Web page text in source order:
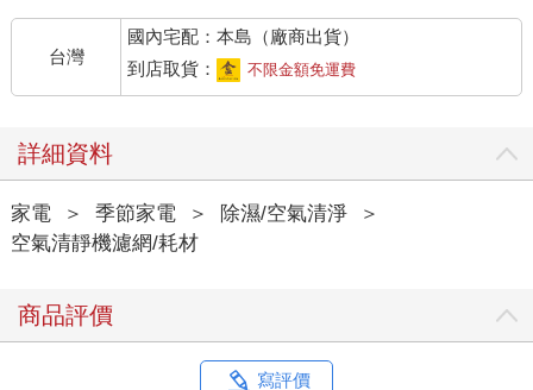
台灣
國內宅配：本島（廠商出貨）
到店取貨：
不限金額免運費
詳細資料
家電 ＞ 季節家電 ＞ 除濕/空氣清淨
＞
空氣清靜機濾網/耗材
商品評價
寫評價